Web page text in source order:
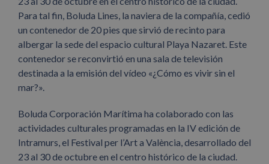
Para tal fin, Boluda Lines, la naviera de la compañía, cedió
un contenedor de 20 pies que sirvió de recinto para
albergar la sede del espacio cultural Playa Nazaret. Este
contenedor se reconvirtió en una sala de televisión
destinada a la emisión del vídeo «¿Cómo es vivir sin el
mar?».
Boluda Corporación Marítima ha colaborado con las
actividades culturales programadas en la IV edición de
Intramurs, el Festival per l’Art a València, desarrollado del
23 al 30 de octubre en el centro histórico de la ciudad.